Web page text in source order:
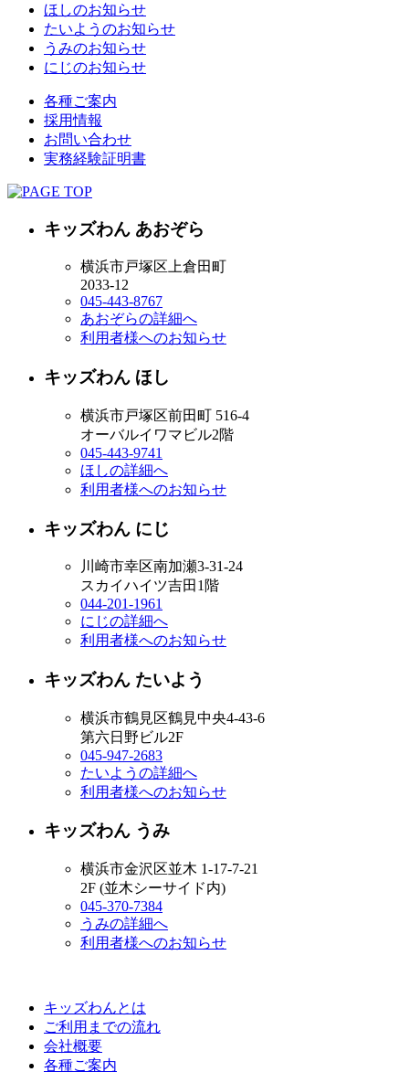
ほしのお知らせ
たいようのお知らせ
うみのお知らせ
にじのお知らせ
各種ご案内
採用情報
お問い合わせ
実務経験証明書
キッズわん あおぞら
横浜市戸塚区上倉田町
2033-12
045-443-8767
あおぞらの詳細へ
利用者様へのお知らせ
キッズわん ほし
横浜市戸塚区前田町 516-4
オーバルイワマビル2階
045-443-9741
ほしの詳細へ
利用者様へのお知らせ
キッズわん にじ
川崎市幸区南加瀬3-31-24
スカイハイツ吉田1階
044-201-1961
にじの詳細へ
利用者様へのお知らせ
キッズわん たいよう
横浜市鶴見区鶴見中央4-43-6
第六日野ビル2F
045-947-2683
たいようの詳細へ
利用者様へのお知らせ
キッズわん うみ
横浜市金沢区並木 1-17-7-21
2F (並木シーサイド内)
045-370-7384
うみの詳細へ
利用者様へのお知らせ
キッズわんとは
ご利用までの流れ
会社概要
各種ご案内